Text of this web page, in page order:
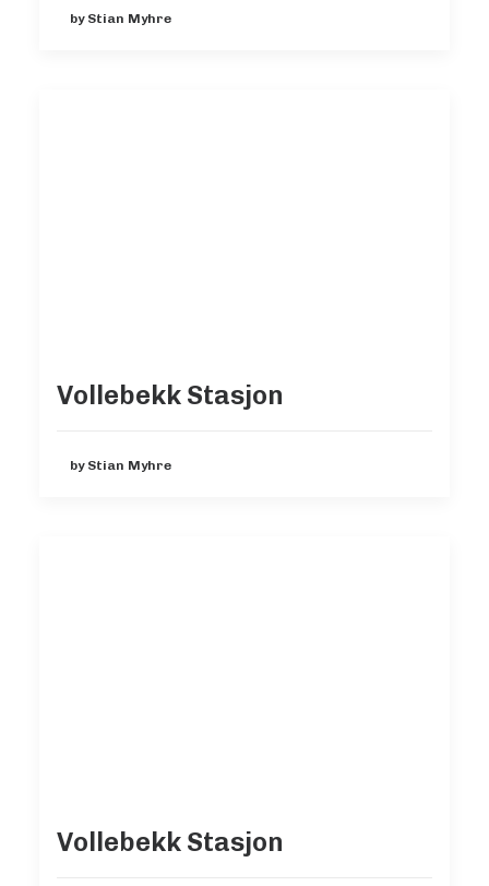
by Stian Myhre
Vollebekk Stasjon
by Stian Myhre
Vollebekk Stasjon